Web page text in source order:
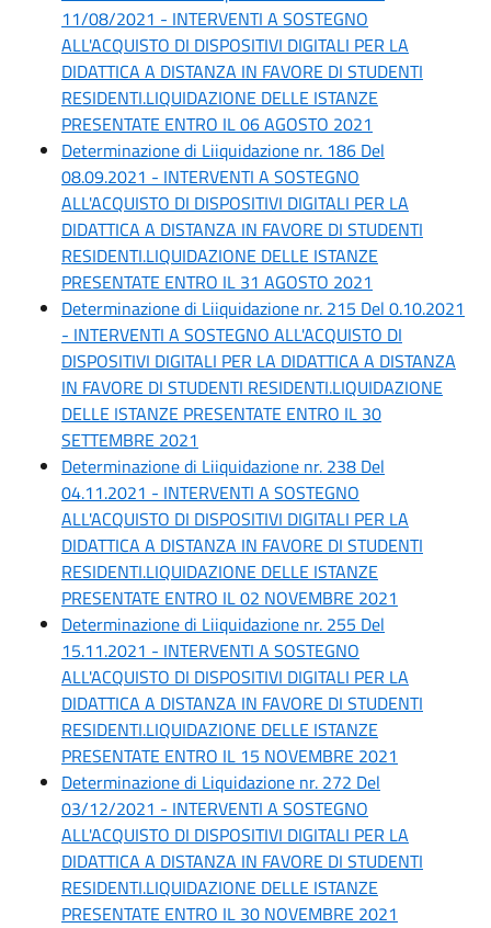
11/08/2021 - INTERVENTI A SOSTEGNO
ALL'ACQUISTO DI DISPOSITIVI DIGITALI PER LA
DIDATTICA A DISTANZA IN FAVORE DI STUDENTI
RESIDENTI.LIQUIDAZIONE DELLE ISTANZE
PRESENTATE ENTRO IL 06 AGOSTO 2021
Determinazione di Liiquidazione nr. 186 Del
08.09.2021 - INTERVENTI A SOSTEGNO
ALL'ACQUISTO DI DISPOSITIVI DIGITALI PER LA
DIDATTICA A DISTANZA IN FAVORE DI STUDENTI
RESIDENTI.LIQUIDAZIONE DELLE ISTANZE
PRESENTATE ENTRO IL 31 AGOSTO 2021
Determinazione di Liiquidazione nr. 215 Del 0.10.2021
- INTERVENTI A SOSTEGNO ALL'ACQUISTO DI
DISPOSITIVI DIGITALI PER LA DIDATTICA A DISTANZA
IN FAVORE DI STUDENTI RESIDENTI.LIQUIDAZIONE
DELLE ISTANZE PRESENTATE ENTRO IL 30
SETTEMBRE 2021
Determinazione di Liiquidazione nr. 238 Del
04.11.2021 - INTERVENTI A SOSTEGNO
ALL'ACQUISTO DI DISPOSITIVI DIGITALI PER LA
DIDATTICA A DISTANZA IN FAVORE DI STUDENTI
RESIDENTI.LIQUIDAZIONE DELLE ISTANZE
PRESENTATE ENTRO IL 02 NOVEMBRE 2021
Determinazione di Liiquidazione nr. 255 Del
15.11.2021 - INTERVENTI A SOSTEGNO
ALL'ACQUISTO DI DISPOSITIVI DIGITALI PER LA
DIDATTICA A DISTANZA IN FAVORE DI STUDENTI
RESIDENTI.LIQUIDAZIONE DELLE ISTANZE
PRESENTATE ENTRO IL 15 NOVEMBRE 2021
Determinazione di Liquidazione nr. 272 Del
03/12/2021 - INTERVENTI A SOSTEGNO
ALL'ACQUISTO DI DISPOSITIVI DIGITALI PER LA
DIDATTICA A DISTANZA IN FAVORE DI STUDENTI
RESIDENTI.LIQUIDAZIONE DELLE ISTANZE
PRESENTATE ENTRO IL 30 NOVEMBRE 2021